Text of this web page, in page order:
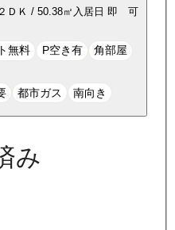
ＤＫ / 50.38㎡ 入居日 即 可
無料 P空き有 角部屋
都市ガス 南向き
み